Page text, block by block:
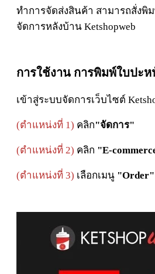
ทำการจัดส่งสินค้า สามารถสั่งพิ
จัดการหลังบ้าน Ketshopweb
การใช้งาน การพิมพ์ใบปะ
เข้าสู่ระบบจัดการเว็บไซต์
(ตำแหน่งที่ 1) คลิก"จัดการ"
(ตำแหน่งที่ 2) คลิก "E-
(ตำแหน่งที่ 3) เลือกเมนู "Order"